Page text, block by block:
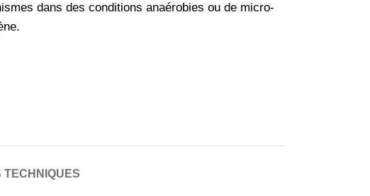
dans des conditions anaérobies ou de micro-
TECHNIQUES